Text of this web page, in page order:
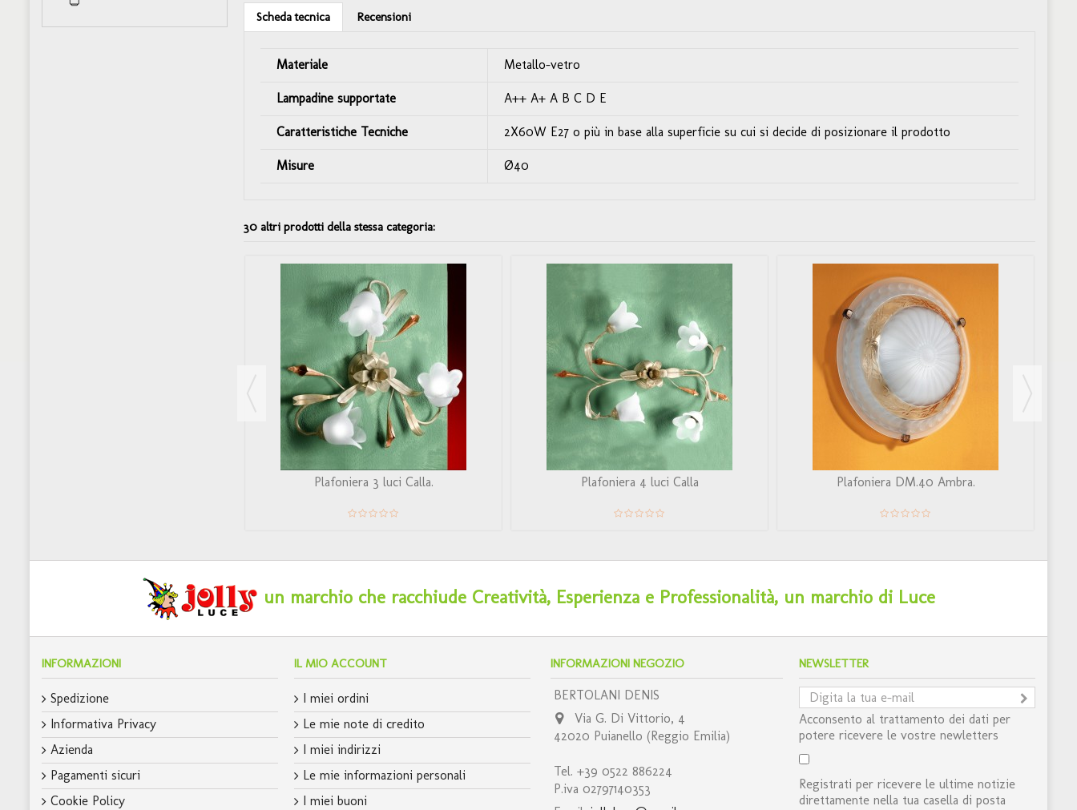
Scheda tecnica Recensioni
Materiale Metallo-vetro
Lampadine supportate A++ A+ A B C D E
Caratteristiche Tecniche 2X60W E27 o più in base alla superficie su cui si decide di posizionare il prodotto
Misure Ø40
30 altri prodotti della stessa categoria:
Plafoniera 3 luci Calla. Plafoniera 4 luci Calla Plafoniera DM.40 Ambra.
un marchio che racchiude Creatività, Esperienza e Professionalità, un marchio di Luce
INFORMAZIONI
Spedizione
Informativa Privacy
Azienda
Pagamenti sicuri
Cookie Policy
IL MIO ACCOUNT
I miei ordini
Le mie note di credito
I miei indirizzi
Le mie informazioni personali
I miei buoni
INFORMAZIONI NEGOZIO
BERTOLANI DENIS
Via G. Di Vittorio, 4
42020 Puianello (Reggio Emilia)
Tel. +39 0522 886224
P.iva 02797140353
NEWSLETTER
Acconsento al trattamento dei dati per
potere ricevere le vostre newletters
Registrati per ricevere le ultime notizie
direttamente nella tua casella di posta